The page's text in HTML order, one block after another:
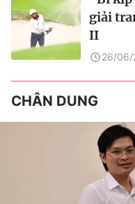
giải
II
26/06/
CHÂN DUNG